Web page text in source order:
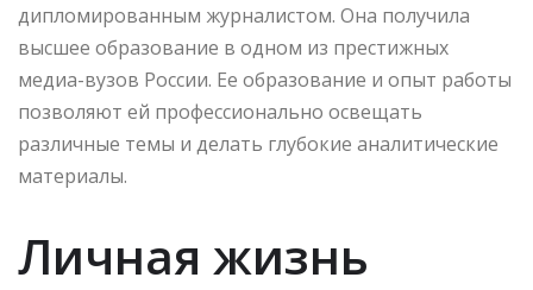
дипломированным журналистом. Она получила
высшее образование в одном из престижных
медиа-вузов России. Ее образование и опыт работы
позволяют ей профессионально освещать
различные темы и делать глубокие аналитические
материалы.
Личная жизнь